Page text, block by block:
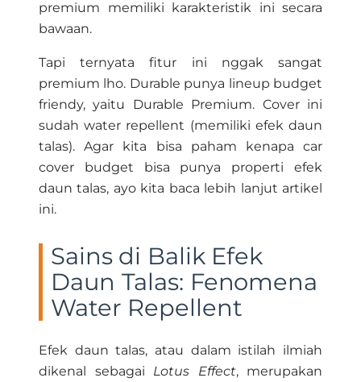
premium memiliki karakteristik ini secara
bawaan.
Tapi ternyata fitur ini nggak sangat
premium lho. Durable punya lineup budget
friendy, yaitu Durable Premium. Cover ini
sudah water repellent (memiliki efek daun
talas). Agar kita bisa paham kenapa car
cover budget bisa punya properti efek
daun talas, ayo kita baca lebih lanjut artikel
ini.
Sains di Balik Efek
Daun Talas: Fenomena
Water Repellent
Efek daun talas, atau dalam istilah ilmiah
dikenal sebagai Lotus Effect, merupakan